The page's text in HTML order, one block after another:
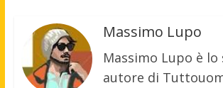
Massimo Lupo
Massimo Lupo è
autore di